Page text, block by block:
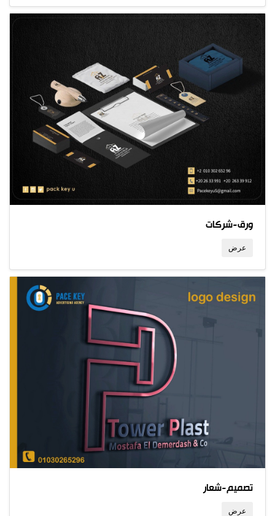
ورق-شركات
عرض
تصميم-شعار
عرض